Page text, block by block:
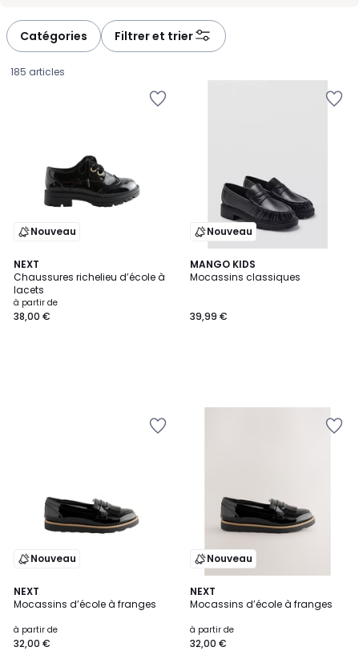
Catégories Filtrer et trier
185 articles
Nouveau
NEXT
Chaussures richelieu d’école à
lacets
Prix
à
à partir de
38,00 €
Nouveau
MANGO KIDS
Mocassins classiques
39,99 €
Nouveau
NEXT
Mocassins d’école à franges
à partir de
32,00 €
Nouveau
NEXT
Mocassins d’école à franges
à partir de
32,00 €